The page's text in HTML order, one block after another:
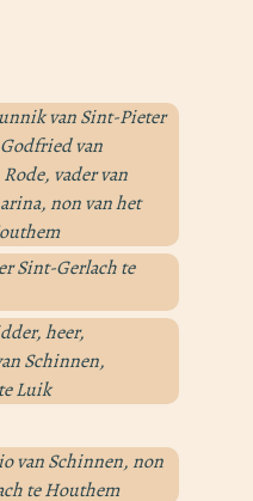
van Sint-Pieter
van
vader van
non van het
Sint-Gerlach te
heer,
Schinnen,
Luik
van Schinnen, non
te Houthem